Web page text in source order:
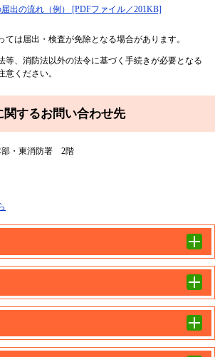
出の流れ（例） [PDFファイル／201KB]
は届出・検査が免除となる場合があります。
、消防法以外の法令に基づく手続きが必要となる
ください。
関するお問い合わせ先
・東消防署 2階